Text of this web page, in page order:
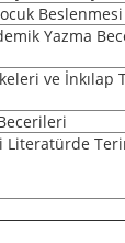
Beslenmesi
Yazma
ve İnkılap
Literatürde